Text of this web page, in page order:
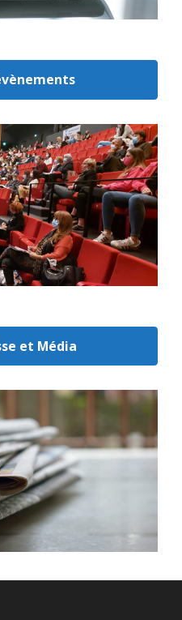
et Média